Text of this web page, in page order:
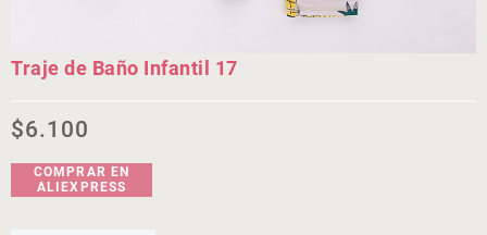
Traje de Baño Infantil 17
$6.100
COMPRAR EN
ALIEXPRESS